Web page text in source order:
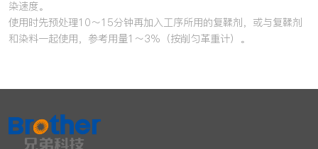
染速度。
使用时先预处理10～15分钟再加入工序所用的复鞣剂，或与复鞣剂
和染料一起使用，参考用量1～3%（按削匀革重计）。